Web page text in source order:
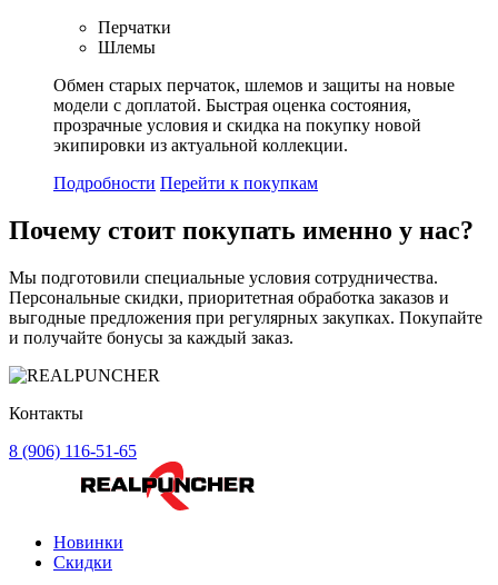
Перчатки
Шлемы
Обмен старых перчаток, шлемов и защиты на новые
модели с доплатой. Быстрая оценка состояния,
прозрачные условия и скидка на покупку новой
экипировки из актуальной коллекции.
Подробности Перейти к покупкам
Почему стоит покупать именно у нас?
Мы подготовили специальные условия сотрудничества.
Персональные скидки, приоритетная обработка заказов и
выгодные предложения при регулярных закупках. Покупайте
и получайте бонусы за каждый заказ.
Контакты
8 (906) 116-51-65
Новинки
Скидки